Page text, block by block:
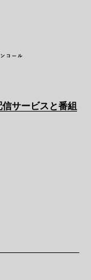
サービスと番組